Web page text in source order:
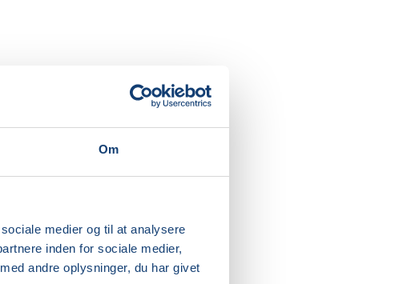
Om
medier og til at analysere
inden for sociale medier,
andre oplysninger, du har givet
ikke om at
ler mellem